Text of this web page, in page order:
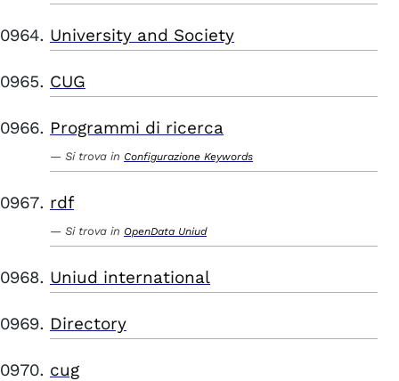
University and Society
CUG
Programmi di ricerca
Si trova in Configurazione Keywords
rdf
Si trova in OpenData Uniud
Uniud international
Directory
cug